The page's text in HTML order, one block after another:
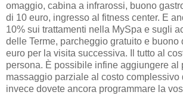
omaggio, cabina a infrarossi, buono
di 10 euro, ingresso al fitness center. E
10% sui trattamenti nella MySpa e sugli
delle Terme, parcheggio gratuito e buono
euro per la visita successiva. Il tutto al
persona. È possibile infine aggiungere al
massaggio parziale al costo complessivo
invece dovete ancora programmare la